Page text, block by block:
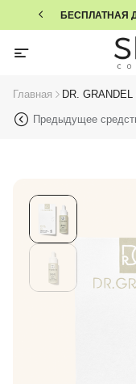
БЕСПЛАТНАЯ
Главная DR.
Предыдущее